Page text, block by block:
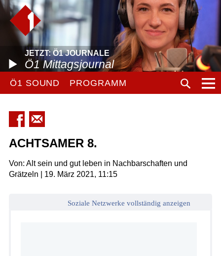
JETZT: Ö1 JOURNALE
Ö1 Mittagsjournal
Ö1 SOUND PROGRAMM
ACHTSAMER 8.
Von: Alt sein und gut leben in Nachbarschaften und
Grätzeln | 19. März 2021, 11:15
Soziale Netzwerke vollständig anzeigen